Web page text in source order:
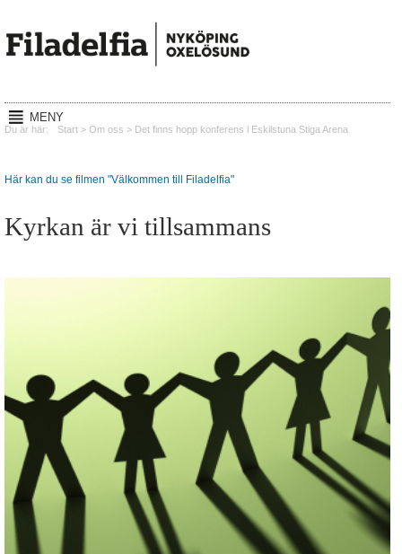
MENY
Hem
Mission
Kontakt
Sitemap
Du är här: Start > Om oss > Det finns hopp konferens i Eskilstuna Stiga Arena
Här kan du se filmen "Välkommen till Filadelfia"
Kyrkan är vi tillsammans